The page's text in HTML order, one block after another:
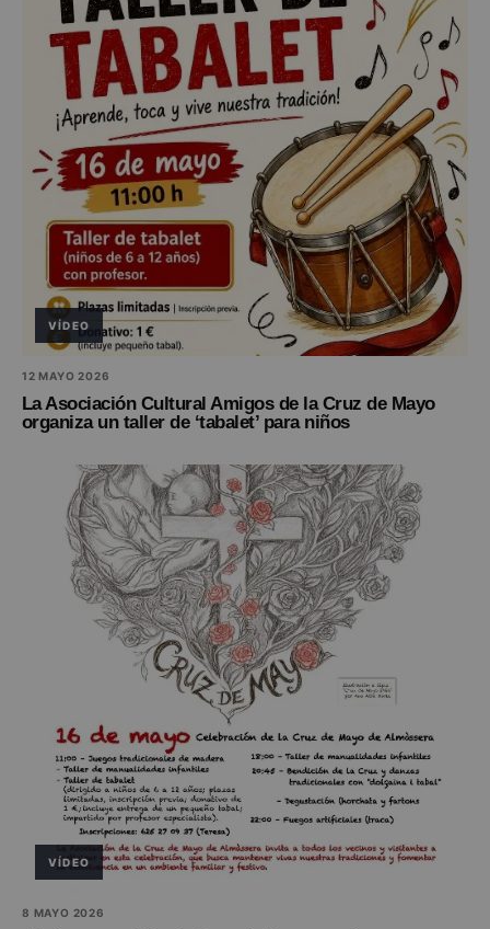
VÍDEO
12 MAYO 2026
La Asociación Cultural Amigos de la Cruz de Mayo
organiza un taller de ‘tabalet’ para niños
VÍDEO
8 MAYO 2026